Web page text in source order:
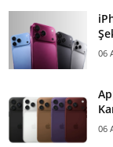
06
06